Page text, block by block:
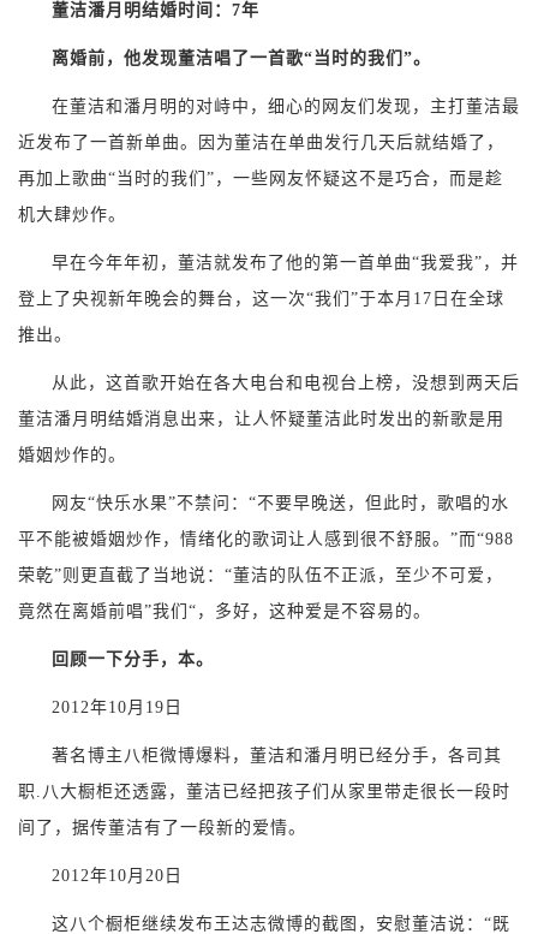
董洁潘月明结婚时间：7年
离婚前，他发现董洁唱了一首歌“当时的我们”。
在董洁和潘月明的对峙中，细心的网友们发现，主打董洁最
近发布了一首新单曲。因为董洁在单曲发行几天后就结婚了，
再加上歌曲“当时的我们”，一些网友怀疑这不是巧合，而是趁
机大肆炒作。
早在今年年初，董洁就发布了他的第一首单曲“我爱我”，并
登上了央视新年晚会的舞台，这一次“我们”于本月17日在全球
推出。
从此，这首歌开始在各大电台和电视台上榜，没想到两天后
董洁潘月明结婚消息出来，让人怀疑董洁此时发出的新歌是用
婚姻炒作的。
网友“快乐水果”不禁问：“不要早晚送，但此时，歌唱的水
平不能被婚姻炒作，情绪化的歌词让人感到很不舒服。”而“988
荣乾”则更直截了当地说：“董洁的队伍不正派，至少不可爱，
竟然在离婚前唱”我们“，多好，这种爱是不容易的。
回顾一下分手，本。
2012年10月19日
著名博主八柜微博爆料，董洁和潘月明已经分手，各司其
职.八大橱柜还透露，董洁已经把孩子们从家里带走很长一段时
间了，据传董洁有了一段新的爱情。
2012年10月20日
这八个橱柜继续发布王达志微博的截图，安慰董洁说：“既